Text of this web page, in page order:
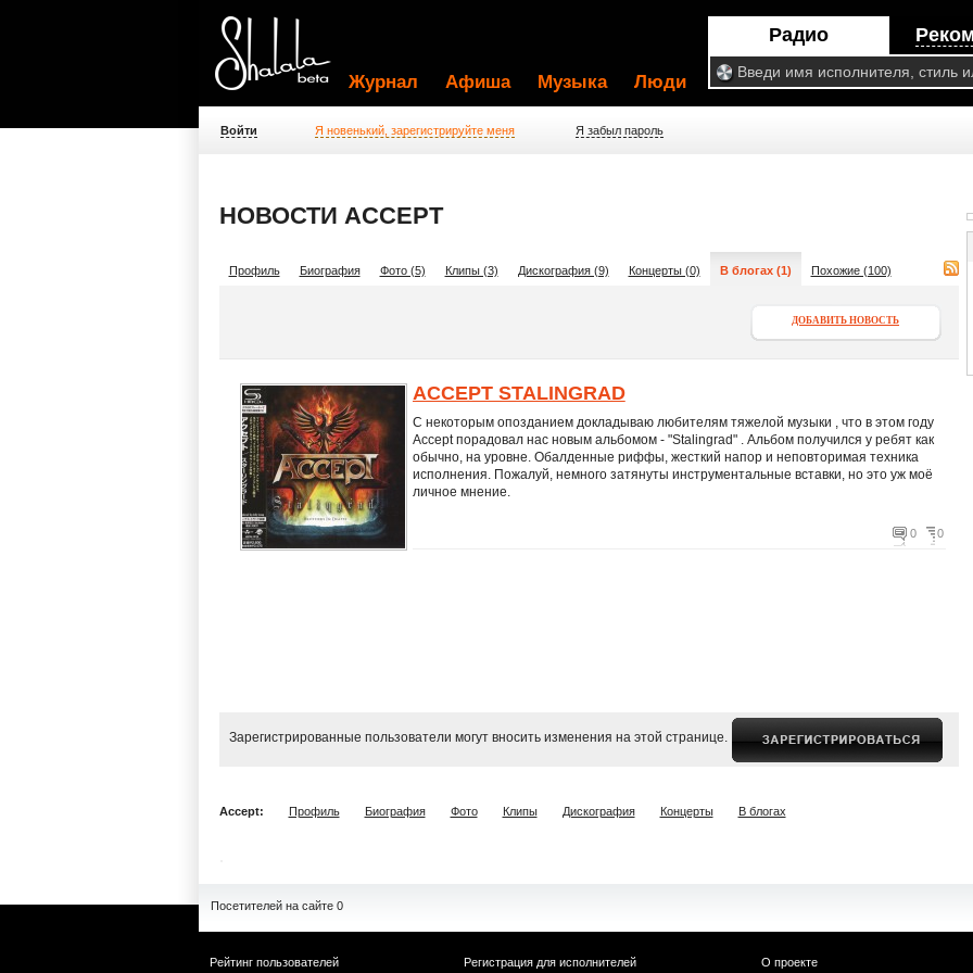
Радио
Журнал Афиша Музыка Люди
Войти Я новенький, зарегистрируйте меня Я забыл пароль
НОВОСТИ ACCEPT
Профиль Биография Фото (5) Клипы (3) Дискография (9) Концерты (0) В блогах (1) Похожие (100)
ДОБАВИТЬ НОВОСТЬ
ACCEPT STALINGRAD
С некоторым опозданием докладываю любителям тяжелой музыки , что в этом году
Accept порадовал нас новым альбомом - "Stalingrad" . Альбом получился у ребят как
обычно, на уровне. Обалденные риффы, жесткий напор и неповторимая техника
исполнения. Пожалуй, немного затянуты инструментальные вставки, но это уж моё
личное мнение.
0 0
Зарегистрированные пользователи могут вносить изменения на этой странице.
Accept: Профиль Биография Фото Клипы Дискография Концерты В блогах
Посетителей на сайте 0
Рейтинг пользователей
Регистрация для исполнителей
О проекте